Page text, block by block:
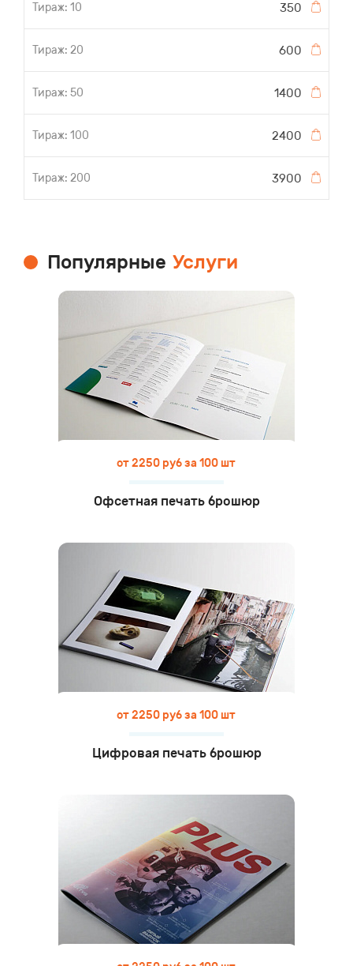
350
600
1400
2400
3900
Популярные Услуги
от 2250 руб за 100 шт
Офсетная печать брошюр
от 2250 руб за 100 шт
Цифровая печать брошюр